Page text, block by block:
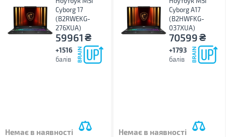
Cyborg 17
(B2RWEKG-
276XUA)
59961₴
+1516
балів
Немає в наявності
Cyborg A17
(B2HWFKG-
037XUA)
70599₴
+1793
балів
Немає в наявності